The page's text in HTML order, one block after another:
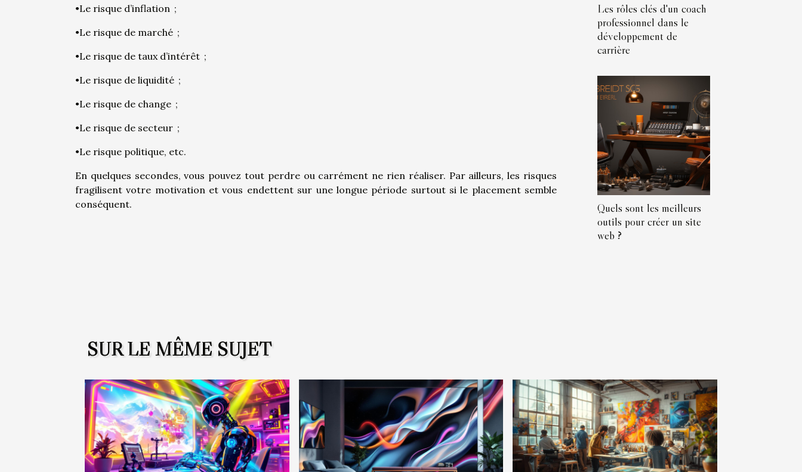
•Le risque d’inflation ;
•Le risque de marché ;
•Le risque de taux d’intérêt ;
•Le risque de liquidité ;
•Le risque de change ;
•Le risque de secteur ;
•Le risque politique, etc.
En quelques secondes, vous pouvez tout perdre ou carrément ne rien réaliser. Par ailleurs, les risques
fragilisent votre motivation et vous endettent sur une longue période surtout si le placement semble
conséquent.
Les rôles clés d'un coach
professionnel dans le
développement de
carrière
Quels sont les meilleurs
outils pour créer un site
web ?
SUR LE MÊME SUJET